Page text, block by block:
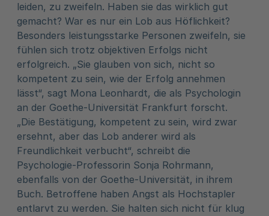
leiden, zu zweifeln. Haben sie das wirklich gut
gemacht? War es nur ein Lob aus Höflichkeit?
Besonders leistungsstarke Personen zweifeln, sie
fühlen sich trotz objektiven Erfolgs nicht
erfolgreich. „Sie glauben von sich, nicht so
kompetent zu sein, wie der Erfolg annehmen
lässt“, sagt Mona Leonhardt, die als Psychologin
an der Goethe-Universität Frankfurt forscht.
„Die Bestätigung, kompetent zu sein, wird zwar
ersehnt, aber das Lob anderer wird als
Freundlichkeit verbucht“, schreibt die
Psychologie-Professorin Sonja Rohrmann,
ebenfalls von der Goethe-Universität, in ihrem
Buch. Betroffene haben Angst als Hochstapler
entlarvt zu werden. Sie halten sich nicht für klug